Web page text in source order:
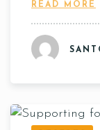
READ MORE